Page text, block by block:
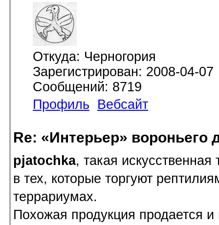
Откуда: Черногория
Зарегистрирован: 2008-04-07
Сообщений: 8719
Профиль
Вебсайт
Re: «Интерьер» вороньего
pjatochka, такая
в тех, которые торгуют
террариумах.
Похожая продукция продается